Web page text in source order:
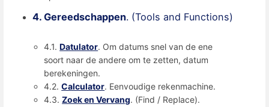
4. Gereedschappen. (Tools and Functions)
4.1.Datulator. Om datums snel van de ene
soort naar de andere om te zetten, datum
berekeningen.
4.2.Calculator. Eenvoudige rekenmachine.
4.3.Zoek en Vervang. (Find / Replace).